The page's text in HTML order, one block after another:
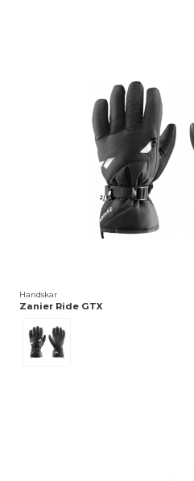
Handskar
Zanier Ride GTX
Svart